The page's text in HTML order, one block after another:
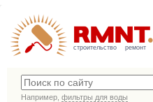
строительство ремонт
Например, фильтры для воды